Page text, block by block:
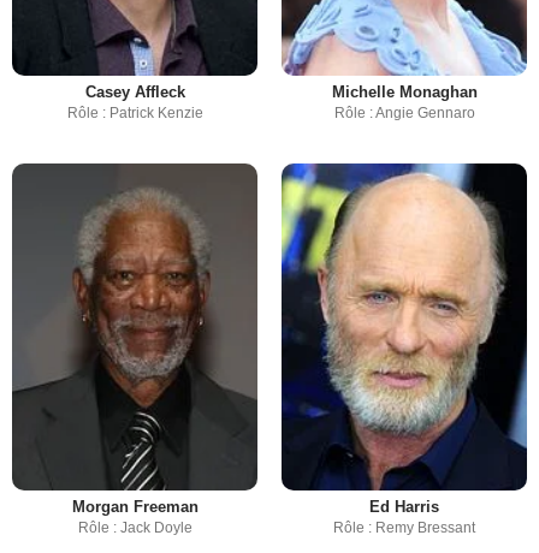
Casey Affleck
Rôle : Patrick Kenzie
Michelle Monaghan
Rôle : Angie Gennaro
Morgan Freeman
Rôle : Jack Doyle
Ed Harris
Rôle : Remy Bressant